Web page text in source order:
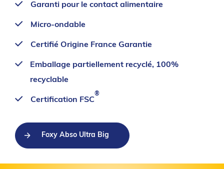
Garanti pour le contact alimentaire
Micro-ondable
Certifié Origine France Garantie
Emballage partiellement recyclé, 100%
recyclable
Certification FSC
®
Foxy Abso Ultra Big